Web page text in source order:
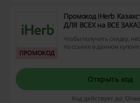
ПРОМОКОД
Промокод iHerb
ДЛЯ ВСЕХ на ВСЕ
Чтобы получить скидку,
по ссылке в данном
Открыть код
Код действует до: